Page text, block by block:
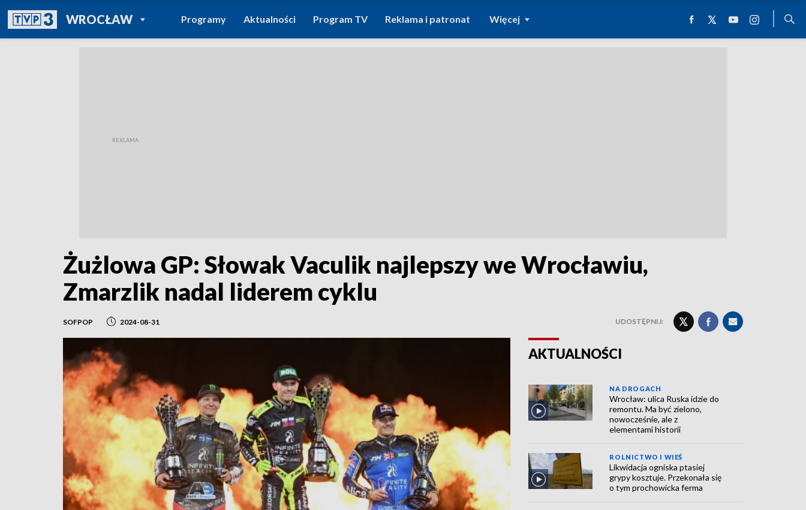
WROCŁAWPOWRÓT DO
TVP REGIONY
Programy Aktualności Program TV Reklama i patronat Więcej
Żużlowa GP: Słowak Vaculik najlepszy we Wrocławiu,
Zmarzlik nadal liderem cyklu
SOFPOP 2024-08-31 UDOSTĘPNIJ:
AKTUALNOŚCI
NA DROGACH
Wrocław: ulica Ruska idzie do
remontu. Ma być zielono,
nowocześnie, ale z
elementami historii
ROLNICTWO I WIEŚ
Likwidacja ogniska ptasiej
grypy kosztuje. Przekonała się
o tym prochowicka ferma